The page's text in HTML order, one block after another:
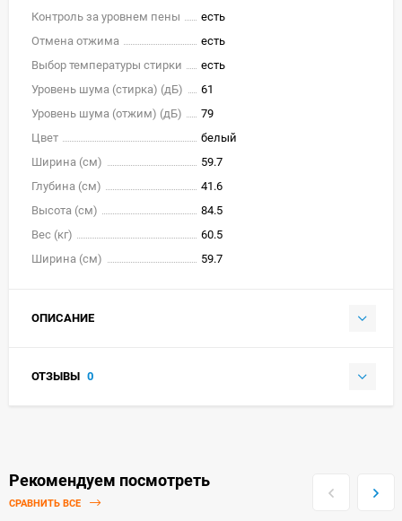
Контроль за уровнем пены
есть
Отмена отжима
есть
Выбор температуры стирки
есть
Уровень шума (стирка) (дБ)
61
Уровень шума (отжим) (дБ)
79
Цвет
белый
Ширина (см)
59.7
Глубина (см)
41.6
Высота (см)
84.5
Вес (кг)
60.5
Ширина (см)
59.7
ОПИСАНИЕ
ОТЗЫВЫ 0
Рекомендуем посмотреть
СРАВНИТЬ ВСЕ